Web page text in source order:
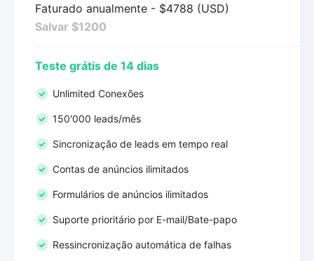
Faturado anualmente - $4788 (USD)
Salvar $1200
Teste grátis de 14 dias
Unlimited Conexões
150'000 leads/mês
Sincronização de leads em tempo real
Contas de anúncios ilimitados
Formulários de anúncios ilimitados
Suporte prioritário por E-mail/Bate-papo
Ressincronização automática de falhas